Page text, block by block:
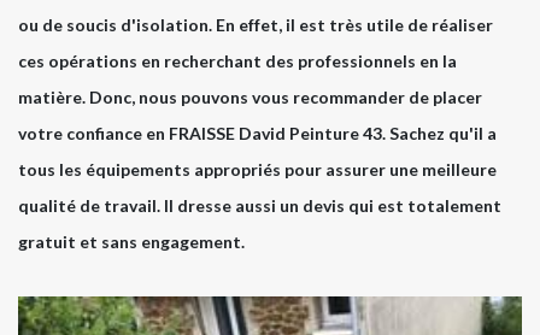
ou de soucis d'isolation. En effet, il est très utile de réaliser
ces opérations en recherchant des professionnels en la
matière. Donc, nous pouvons vous recommander de placer
votre confiance en FRAISSE David Peinture 43. Sachez qu'il a
tous les équipements appropriés pour assurer une meilleure
qualité de travail. Il dresse aussi un devis qui est totalement
gratuit et sans engagement.